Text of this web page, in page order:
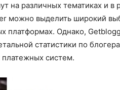
на различных тематиках и
можно выделить широкий
платформах. Однако,
статистики по
систем.